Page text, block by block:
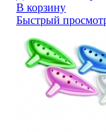
В корзину
Быстрый